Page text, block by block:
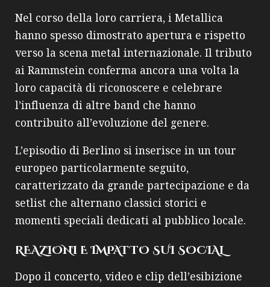
Nel corso della loro carriera, i Metallica
hanno spesso dimostrato apertura e rispetto
verso la scena metal internazionale. Il tributo
ai Rammstein conferma ancora una volta la
loro capacità di riconoscere e celebrare
l’influenza di altre band che hanno
contribuito all’evoluzione del genere.
L’episodio di Berlino si inserisce in un tour
europeo particolarmente seguito,
caratterizzato da grande partecipazione e da
setlist che alternano classici storici e
momenti speciali dedicati al pubblico locale.
REAZIONI E IMPATTO SUI SOCIAL
Dopo il concerto, video e clip dell’esibizione